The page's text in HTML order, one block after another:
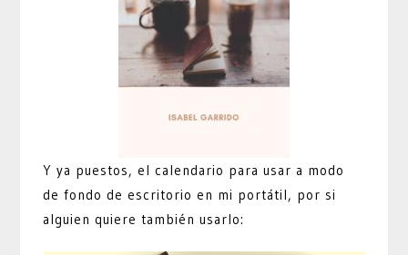
Y ya puestos, el calendario para usar a modo
de fondo de escritorio en mi portátil, por si
alguien quiere también usarlo: